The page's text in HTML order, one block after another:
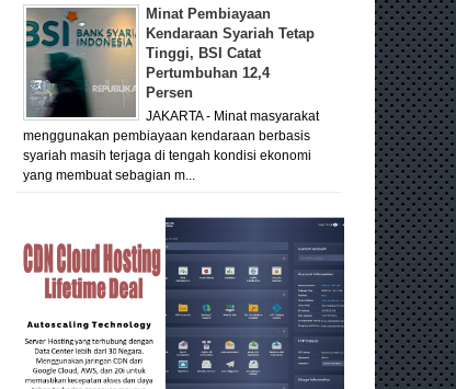
Minat Pembiayaan
Kendaraan Syariah Tetap
Tinggi, BSI Catat
Pertumbuhan 12,4
Persen
JAKARTA - Minat masyarakat
menggunakan pembiayaan kendaraan berbasis
syariah masih terjaga di tengah kondisi ekonomi
yang membuat sebagian m...